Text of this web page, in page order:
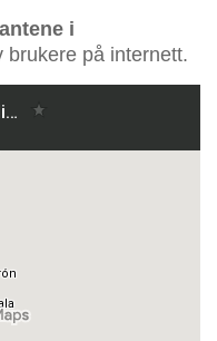
i
brukere på internett.